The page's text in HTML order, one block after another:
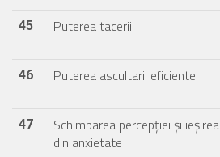
45 Puterea tacerii
46 Puterea ascultarii eficiente
47
Schimbarea percepției și ieșirea
din anxietate